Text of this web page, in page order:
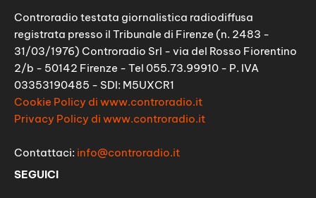
Controradio testata giornalistica radiodiffusa
registrata presso il Tribunale di Firenze (n. 2483 -
31/03/1976) Controradio Srl - via del Rosso Fiorentino
2/b - 50142 Firenze - Tel 055.73.99910 - P. IVA
03353190485 - SDI: M5UXCR1
Cookie Policy di www.controradio.it
Privacy Policy di www.controradio.it
Contattaci: info@controradio.it
SEGUICI